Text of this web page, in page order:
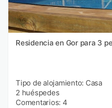
Residencia en Gor para 3
Tipo de alojamiento: Casa
2 huéspedes
Comentarios: 4